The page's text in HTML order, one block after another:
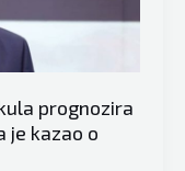
prognozira
je kazao o